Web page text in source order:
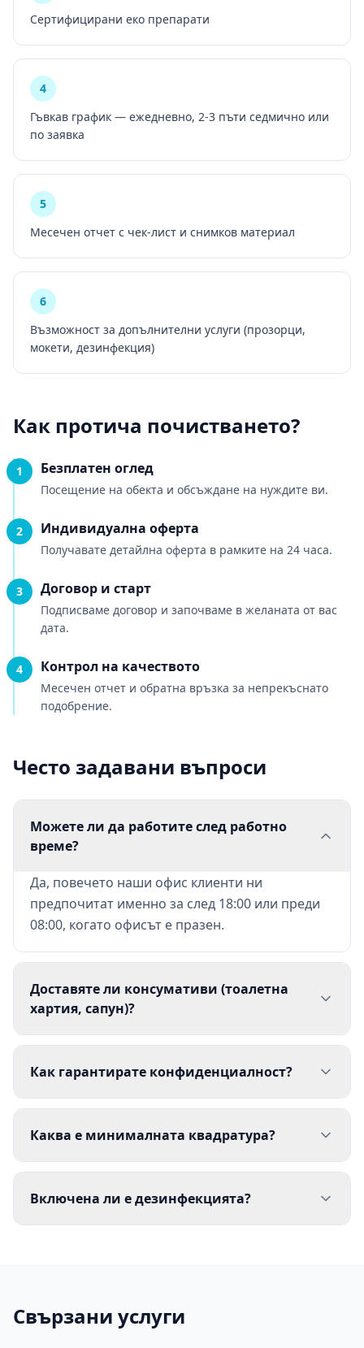
Сертифицирани еко препарати
4
Гъвкав график — ежедневно, 2-3 пъти седмично или
по заявка
5
Месечен отчет с чек-лист и снимков материал
6
Възможност за допълнителни услуги (прозорци,
мокети, дезинфекция)
Как протича почистването?
1 Безплатен оглед
Посещение на обекта и обсъждане на нуждите ви.
2 Индивидуална оферта
Получавате детайлна оферта в рамките на 24 часа.
3 Договор и старт
Подписваме договор и започваме в желаната от вас
дата.
4 Контрол на качеството
Месечен отчет и обратна връзка за непрекъснато
подобрение.
Често задавани въпроси
Можете ли да работите след работно
време?
Да, повечето наши офис клиенти ни
предпочитат именно за след 18:00 или преди
08:00, когато офисът е празен.
Доставяте ли консумативи (тоалетна
хартия, сапун)?
Как гарантирате конфиденциалност?
Каква е минималната квадратура?
Включена ли е дезинфекцията?
Свързани услуги